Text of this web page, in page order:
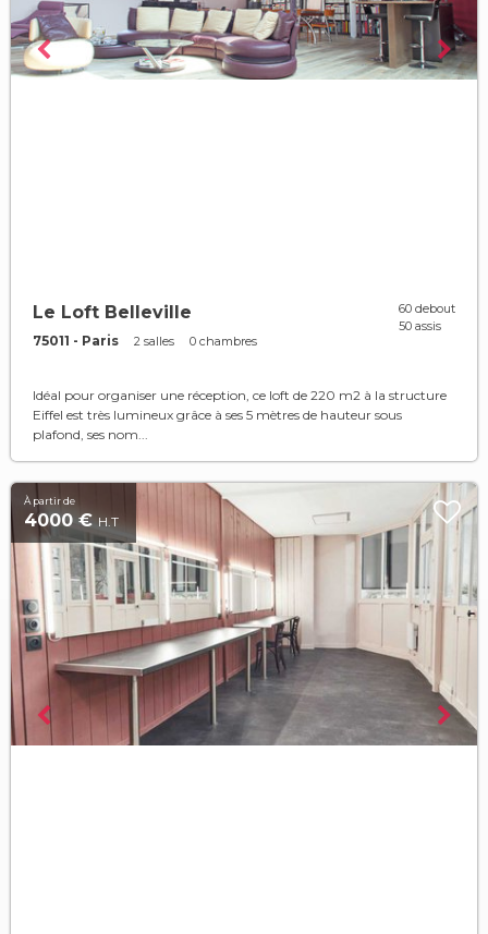
Le Loft Belleville
75011 - Paris 2 salles 0 chambres
60 debout
50 assis
Idéal pour organiser une réception, ce loft de 220 m2 à la structure
Eiffel est très lumineux grâce à ses 5 mètres de hauteur sous
plafond, ses nom...
À partir de
4000 €H.T